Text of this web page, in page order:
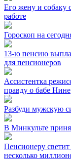
Его жену и собаку
работе
Гороскоп на
13-ю пенсию
для пенсионеров
Ассистентка
правду о бабе Нине
Разбуди мужскую
В Минкульте
Пенсионеру
несколько